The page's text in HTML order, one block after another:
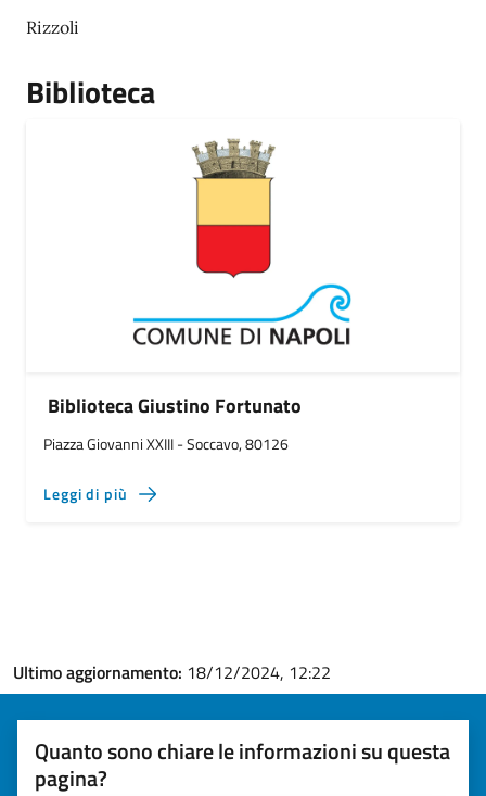
Rizzoli
Biblioteca
Biblioteca Giustino Fortunato
Piazza Giovanni XXIII - Soccavo, 80126
Leggi di più
Ultimo aggiornamento: 18/12/2024, 12:22
Quanto sono chiare le informazioni su questa
pagina?